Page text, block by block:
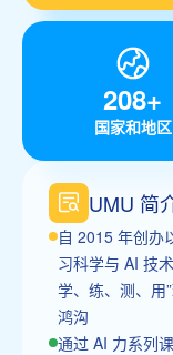
208+
国家和地区
UMU 简
自 2015 年创办
习科学与 AI 技
学、练、测、用
鸿沟
通过 AI 力系列